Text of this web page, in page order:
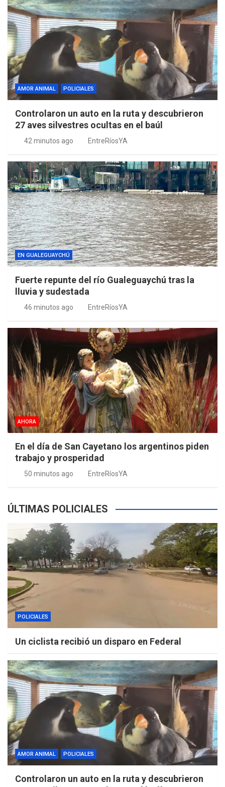
AMOR ANIMAL POLICIALES
Controlaron un auto en la ruta y descubrieron
27 aves silvestres ocultas en el baúl
42 minutos ago EntreRíosYA
EN GUALEGUAYCHÚ
Fuerte repunte del río Gualeguaychú tras la
lluvia y sudestada
46 minutos ago EntreRíosYA
AHORA
En el día de San Cayetano los argentinos piden
trabajo y prosperidad
50 minutos ago EntreRíosYA
ÚLTIMAS POLICIALES
POLICIALES
Un ciclista recibió un disparo en Federal
AMOR ANIMAL POLICIALES
Controlaron un auto en la ruta y descubrieron